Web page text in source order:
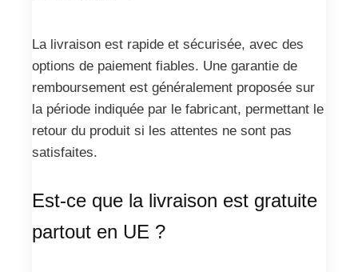
La livraison est rapide et sécurisée, avec des
options de paiement fiables. Une garantie de
remboursement est généralement proposée sur
la période indiquée par le fabricant, permettant le
retour du produit si les attentes ne sont pas
satisfaites.
Est-ce que la livraison est gratuite
partout en UE ?